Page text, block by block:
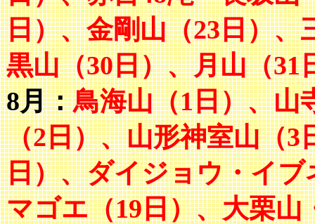
日）、金剛山（23日）、
黒山（30日）、月山（31
8月：鳥海山（1日）、山
（2日）、山形神室山（
日）、ダイジョウ・イブ
マゴエ（19日）、大栗山